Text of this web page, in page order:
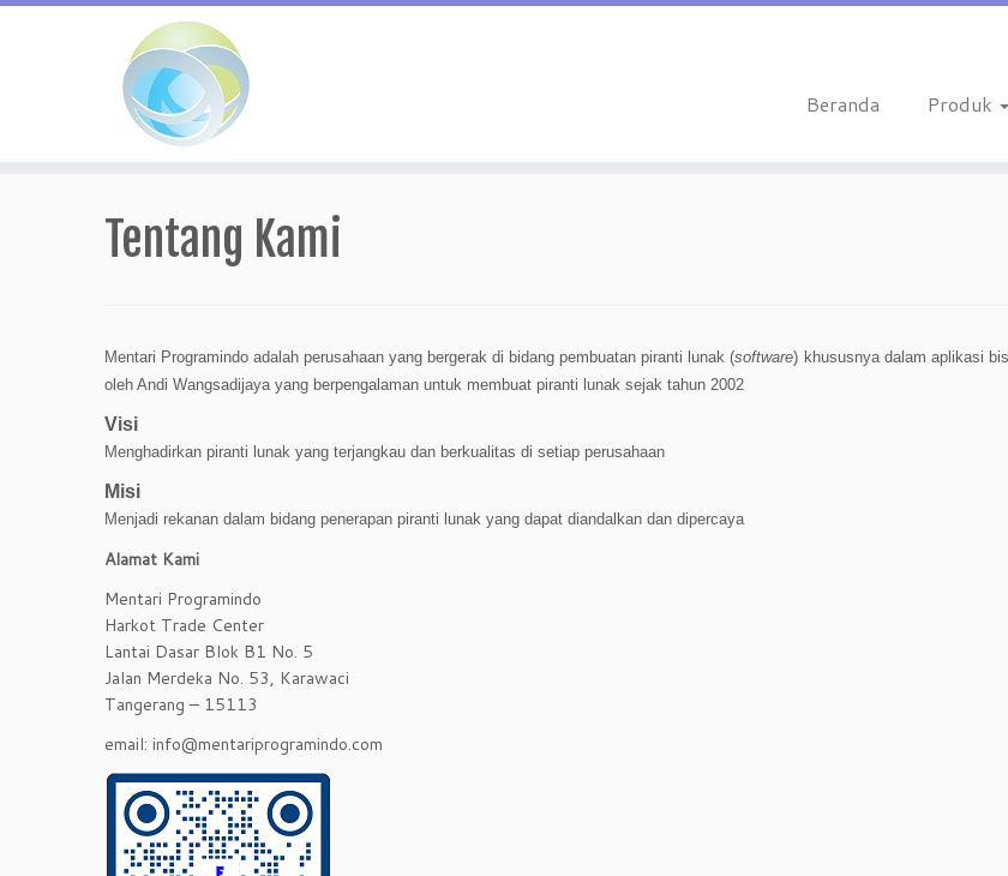
Beranda Produk
Tentang Kami
Mentari Programindo adalah perusahaan yang bergerak di bidang pembuatan piranti lunak (software) khususnya dalam aplikasi
oleh Andi Wangsadijaya yang berpengalaman untuk membuat piranti lunak sejak tahun 2002
Visi
Menghadirkan piranti lunak yang terjangkau dan berkualitas di setiap perusahaan
Misi
Menjadi rekanan dalam bidang penerapan piranti lunak yang dapat diandalkan dan dipercaya
Alamat Kami
Mentari Programindo
Harkot Trade Center
Lantai Dasar Blok B1 No. 5
Jalan Merdeka No. 53, Karawaci
Tangerang – 15113
email: info@mentariprogramindo.com